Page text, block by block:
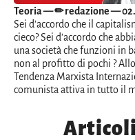
Teoria— ✏ redazione — 02.
Sei d'accordo che il
cieco? Sei d'accordo che
una società che funzioni in
non al profitto di pochi ?
Tendenza Marxista
comunista attiva in tutto il